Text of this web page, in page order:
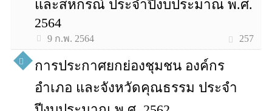
และสหกรณ์ ประจำปีงบประมาณ พ.ศ.
2564
9 ก.พ. 2564 257
การประกาศยกย่องชุมชน องค์กร
อำเภอ และจังหวัดคุณธรรม ประจำ